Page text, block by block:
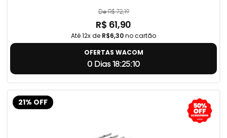
De R$ 72,19
R$ 61,90
Até 12x de R$6,30no cartão
OFERTAS WACOM
0 Dias 18:25:9
21% OFF